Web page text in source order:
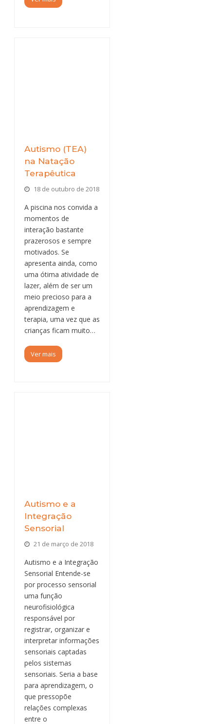
Autismo (TEA)
na Natação
Terapêutica
18 de outubro de 2018
A piscina nos convida a
momentos de
interação bastante
prazerosos e sempre
motivados. Se
apresenta ainda, como
uma ótima atividade de
lazer, além de ser um
meio precioso para a
aprendizagem e
terapia, uma vez que as
crianças ficam muito…
Ver mais
Autismo e a
Integração
Sensorial
21 de março de 2018
Autismo e a Integração
Sensorial Entende-se
por processo sensorial
uma função
neurofisiológica
responsável por
registrar, organizar e
interpretar informações
sensoriais captadas
pelos sistemas
sensoriais. Seria a base
para aprendizagem, o
que pressopõe
relações complexas
entre o